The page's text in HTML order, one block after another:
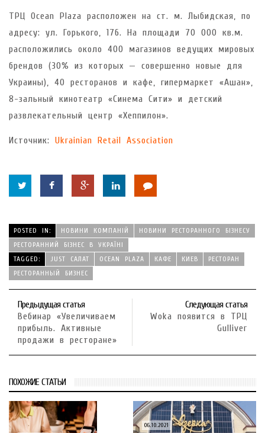
ТРЦ Ocean Plaza расположен на ст. м. Лыбидская, по
адресу: ул. Горького, 176. На площади 70 000 кв.м.
расположились около 400 магазинов ведущих мировых
брендов (30% из которых — совершенно новые для
Украины), 40 ресторанов и кафе, гипермаркет «Ашан»,
8-зальный кинотеатр «Синема Сити» и детский
развлекательный центр «Хеппилон».
Источник: Ukrainian Retail Association
POSTED IN: НОВИНИ КОМПАНІЙ
НОВИНИ РЕСТОРАННОГО БІЗНЕСУ
РЕСТОРАННИЙ БІЗНЕС В УКРАЇНІ
TAGGED:
JUST САЛАТ OCEAN PLAZA КАФЕ КИЕВ
РЕСТОРАН
РЕСТОРАННЫЙ БИЗНЕС
Предыдущая статья
Вебинар «Увеличиваем
прибыль. Активные
продажи в ресторане»
Следующая статья
Woka появится в ТРЦ
Gulliver
ПОХОЖИЕ СТАТЬИ
06.10.2021